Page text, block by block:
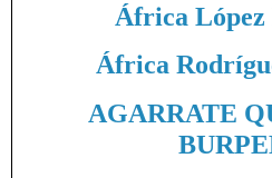
África López
África
AGARRATE